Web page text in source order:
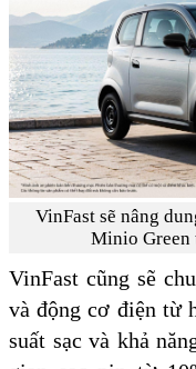
VinFast sẽ nâng
Minio Green
VinFast cũng sẽ
và động cơ điện từ
suất sạc và khả